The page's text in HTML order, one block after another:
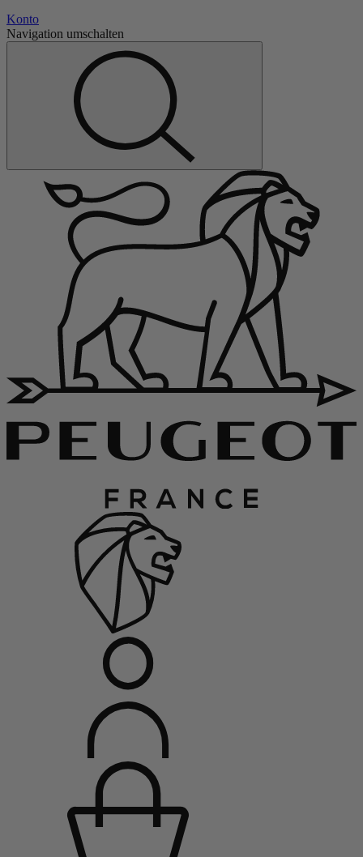
Konto
Navigation umschalten